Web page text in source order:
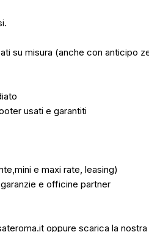
su misura (anche con anticipo
usati e garantiti
e maxi rate, leasing)
e officine partner
oppure scarica la